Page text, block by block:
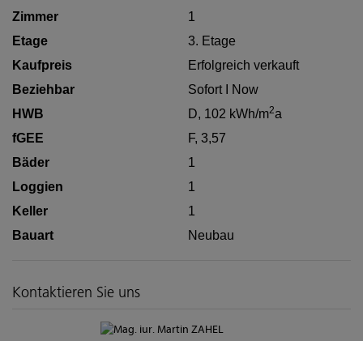
Zimmer
1
Etage
3. Etage
Kaufpreis
Erfolgreich verkauft
Beziehbar
Sofort I Now
HWB
D, 102 kWh/m2a
fGEE
F, 3,57
Bäder
1
Loggien
1
Keller
1
Bauart
Neubau
Kontaktieren Sie uns